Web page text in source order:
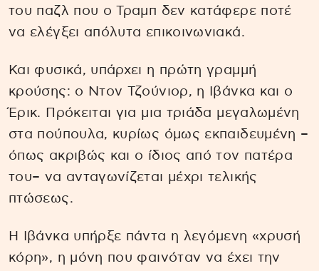
του παζλ που ο Τραμπ δεν κατάφερε ποτέ
να ελέγξει απόλυτα επικοινωνιακά.
Και φυσικά, υπάρχει η πρώτη γραμμή
κρούσης: ο Ντον Τζούνιορ, η Ιβάνκα και ο
Έρικ. Πρόκειται για μια τριάδα μεγαλωμένη
στα πούπουλα, κυρίως όμως εκπαιδευμένη –
όπως ακριβώς και ο ίδιος από τον πατέρα
του– να ανταγωνίζεται μέχρι τελικής
πτώσεως.
Η Ιβάνκα υπήρξε πάντα η λεγόμενη «χρυσή
κόρη», η μόνη που φαινόταν να έχει την